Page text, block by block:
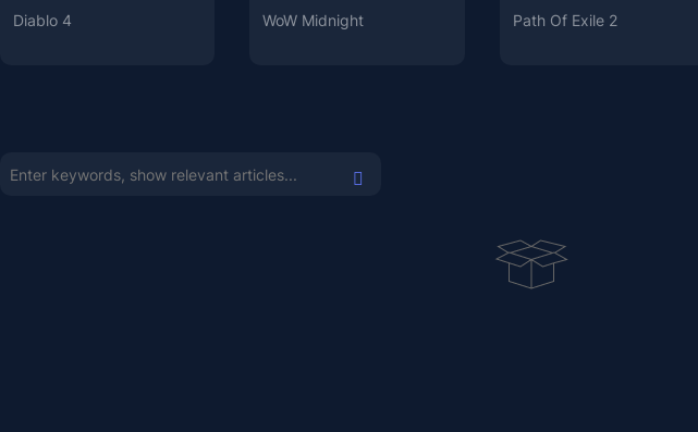
Diablo 4 WoW Midnight Path Of Exile 2